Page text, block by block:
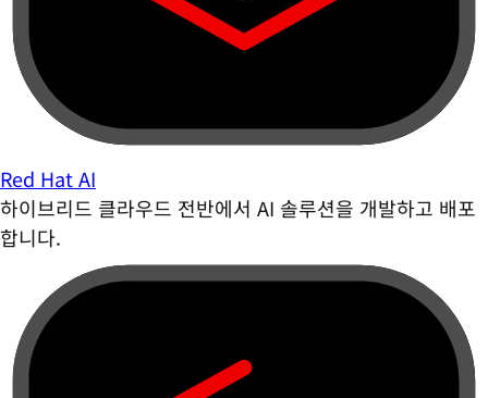
Red Hat AI
하이브리드 클라우드 전반에서 AI 솔루션을 개발하고 배포
합니다.